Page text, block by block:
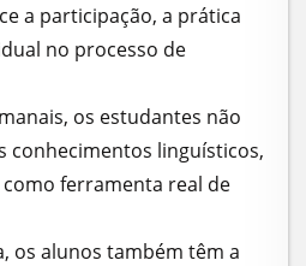
a participação, a prática
no processo de
os estudantes não
conhecimentos linguísticos,
ferramenta real de
os alunos também têm a